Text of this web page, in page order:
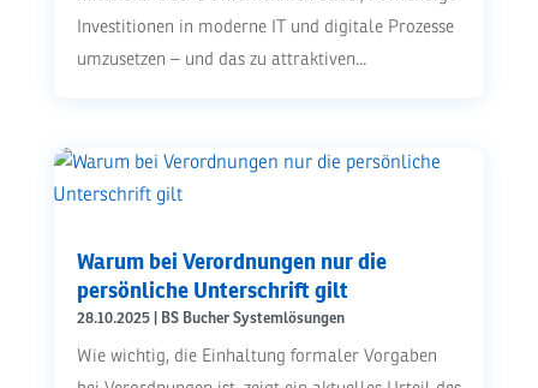
Investitionen in moderne IT und digitale Prozesse
umzusetzen – und das zu attraktiven...
Warum bei Verordnungen nur die
persönliche Unterschrift gilt
28.10.2025| BS Bucher Systemlösungen
Wie wichtig, die Einhaltung formaler Vorgaben